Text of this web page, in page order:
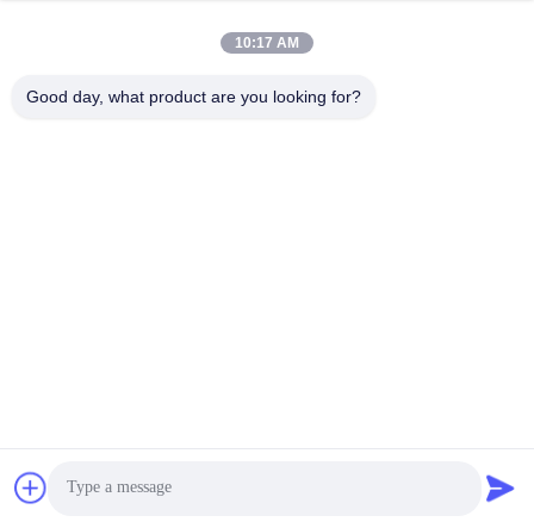
10:17 AM
Good day, what product are you looking for?